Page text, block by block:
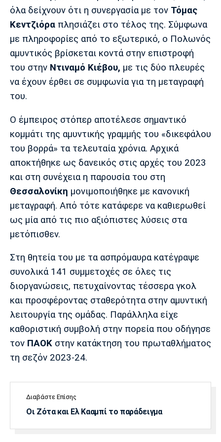
Πολιτισμός
Τραγούδια
Cine Spot
Running
Media
Παρασκήνιο
Πρόγραμμα TV
Ιωνικός Κηφισιά Πανσερραϊκός
Μαδρίτης
Μαδρίτης
Μάντσεστερ
Γιουνάιτεντ
Τσέλσι Άρσεναλ
Λίβερπουλ
Μάντσεστερ
Γιουβέντους
Μίλαν Μπάγερν
Μπορούσια
Ντόρτμουντ
Παρί Σεν
Ζερμέν
Μαρσέιγ
Μονακό
όλα δείχνουν ότι η συνεργασία με τον Τόμας
Κεντζιόρα πλησιάζει στο τέλος της. Σύμφωνα
με πληροφορίες από το εξωτερικό, ο Πολωνός
αμυντικός βρίσκεται κοντά στην επιστροφή
του στην Ντιναμό Κιέβου, με τις δύο πλευρές
να έχουν έρθει σε συμφωνία για τη μεταγραφή
του.
Ο έμπειρος στόπερ αποτέλεσε σημαντικό
κομμάτι της αμυντικής γραμμής του «δικεφάλου
του βορρά» τα τελευταία χρόνια. Αρχικά
αποκτήθηκε ως δανεικός στις αρχές του 2023
και στη συνέχεια η παρουσία του στη
Θεσσαλονίκη μονιμοποιήθηκε με κανονική
μεταγραφή. Από τότε κατάφερε να καθιερωθεί
ως μία από τις πιο αξιόπιστες λύσεις στα
μετόπισθεν.
Στη θητεία του με τα ασπρόμαυρα κατέγραψε
συνολικά 141 συμμετοχές σε όλες τις
διοργανώσεις, πετυχαίνοντας τέσσερα γκολ
και προσφέροντας σταθερότητα στην αμυντική
λειτουργία της ομάδας. Παράλληλα είχε
καθοριστική συμβολή στην πορεία που οδήγησε
τον ΠΑΟΚ στην κατάκτηση του πρωταθλήματος
τη σεζόν 2023-24.
Διαβάστε Επίσης
Οι Ζότα και Ελ Κααμπί το παράδειγμα